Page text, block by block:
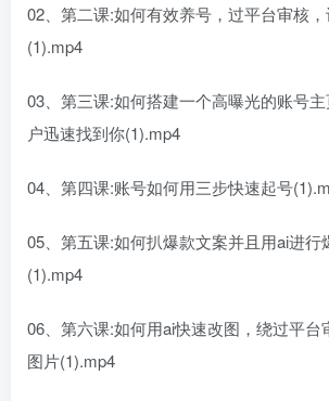
02、第二课:如何有效养号，过平台审核
(1).mp4
03、第三课:如何搭建一个高曝光的账号
户迅速找到你(1).mp4
04、第四课:账号如何用三步快速起号
05、第五课:如何扒爆款文案并且用ai进行
(1).mp4
06、第六课:如何用ai快速改图，绕过平台
图片(1).mp4